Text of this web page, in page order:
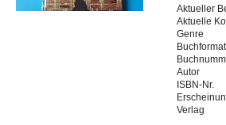
Aktueller
Aktuelle
Genre
Autor
ISBN-Nr.
Verlag